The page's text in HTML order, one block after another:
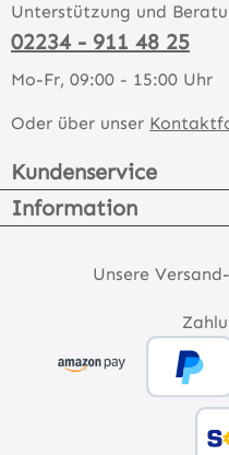
Unterstützung und
02234 - 911 48 25
Mo-Fr, 09:00 - 15:00 Uhr
Oder über unser
Kundenservice
Information
Unsere